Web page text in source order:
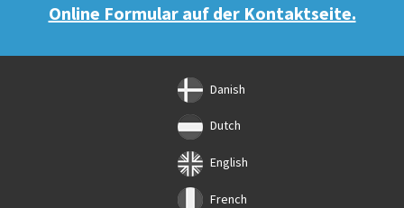
Online Formular auf der Kontaktseite.
Danish
Dutch
English
French